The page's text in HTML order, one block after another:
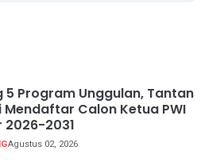
5 Program Unggulan, Tantan
Mendaftar Calon Ketua PWI
2031
Agustus 02, 2026